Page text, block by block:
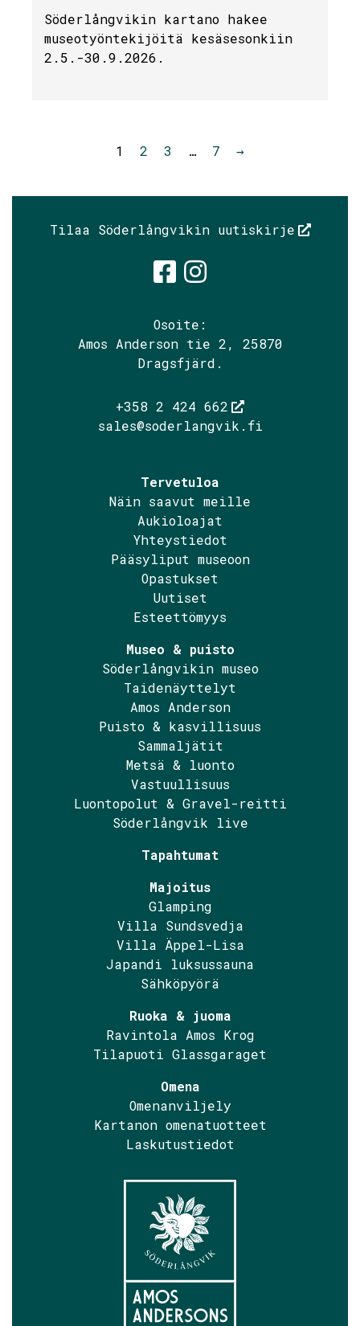
Söderlångvikin kartano hakee
museotyöntekijöitä kesäsesonkiin
2.5.-30.9.2026.
1 2 3 … 7 →
Tilaa Söderlångvikin uutiskirje
Osoite:
Amos Anderson tie 2, 25870
Dragsfjärd.
+358 2 424 662
sales@soderlangvik.fi
Tervetuloa
Näin saavut meille
Aukioloajat
Yhteystiedot
Pääsyliput museoon
Opastukset
Uutiset
Esteettömyys
Museo & puisto
Söderlångvikin museo
Taidenäyttelyt
Amos Anderson
Puisto & kasvillisuus
Sammaljätit
Metsä & luonto
Vastuullisuus
Luontopolut & Gravel-reitti
Söderlångvik live
Tapahtumat
Majoitus
Glamping
Villa Sundsvedja
Villa Äppel-Lisa
Japandi luksussauna
Sähköpyörä
Ruoka & juoma
Ravintola Amos Krog
Tilapuoti Glassgaraget
Omena
Omenanviljely
Kartanon omenatuotteet
Laskutustiedot